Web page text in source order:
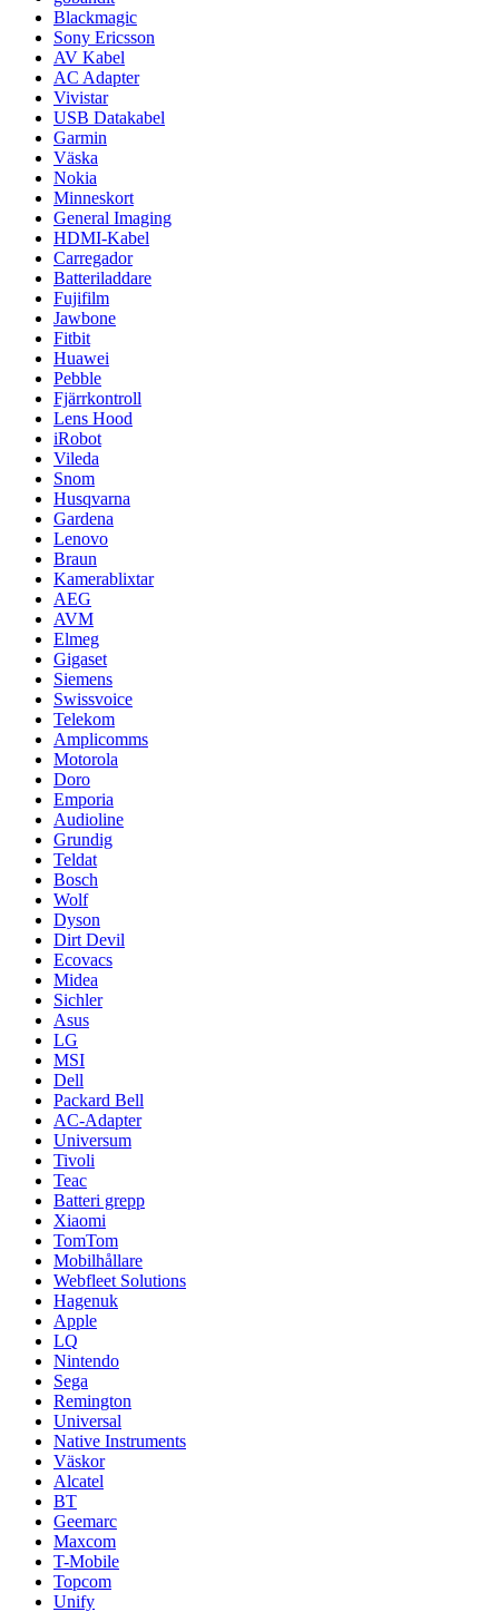
Blackmagic
Sony Ericsson
AV Kabel
AC Adapter
Vivistar
USB Datakabel
Garmin
Väska
Nokia
Minneskort
General Imaging
HDMI-Kabel
Carregador
Batteriladdare
Fujifilm
Jawbone
Fitbit
Huawei
Pebble
Fjärrkontroll
Lens Hood
iRobot
Vileda
Snom
Husqvarna
Gardena
Lenovo
Braun
Kamerablixtar
AEG
AVM
Elmeg
Gigaset
Siemens
Swissvoice
Telekom
Amplicomms
Motorola
Doro
Emporia
Audioline
Grundig
Teldat
Bosch
Wolf
Dyson
Dirt Devil
Ecovacs
Midea
Sichler
Asus
LG
MSI
Dell
Packard Bell
AC-Adapter
Universum
Tivoli
Teac
Batteri grepp
Xiaomi
TomTom
Mobilhållare
Webfleet Solutions
Hagenuk
Apple
LQ
Nintendo
Sega
Remington
Universal
Native Instruments
Väskor
Alcatel
BT
Geemarc
Maxcom
T-Mobile
Topcom
Unify